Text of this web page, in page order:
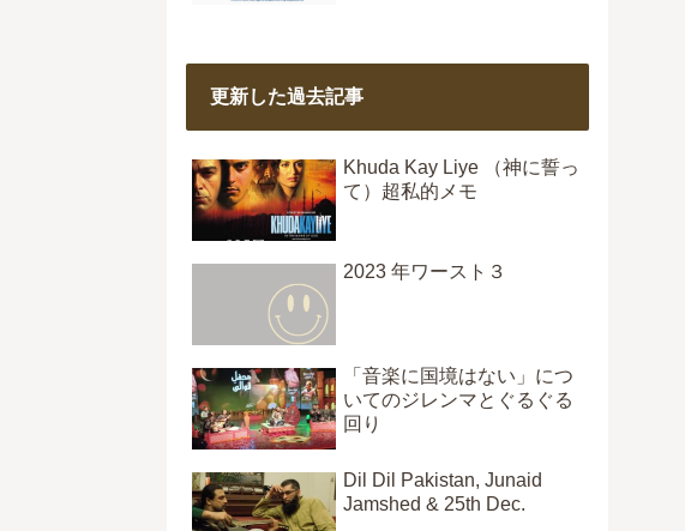
更新した過去記事
Khuda Kay Liye （神に誓っ
て）超私的メモ
2023 年ワースト３
「音楽に国境はない」につ
いてのジレンマとぐるぐる
回り
Dil Dil Pakistan, Junaid
Jamshed & 25th Dec.